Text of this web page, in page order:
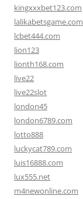
kingxxxbet123.com
lalikabetsgame.com
lcbet444.com
lion123
lionth168.com
live22
live22slot
london45
london6789.com
lotto888
luckycat789.com
luis16888.com
lux555.net
m4newonline.com